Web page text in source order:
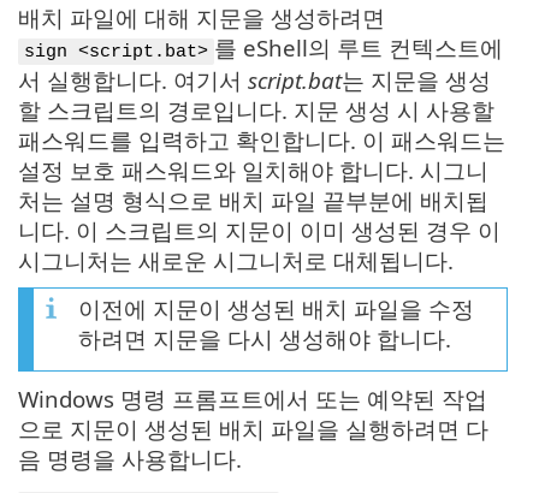
배치 파일에 대해 지문을 생성하려면
sign <script.bat> 를 eShell의 루트 컨텍스트에
서 실행합니다. 여기서 script.bat는 지문을 생성
할 스크립트의 경로입니다. 지문 생성 시 사용할
패스워드를 입력하고 확인합니다. 이 패스워드는
설정 보호 패스워드와 일치해야 합니다. 시그니
처는 설명 형식으로 배치 파일 끝부분에 배치됩
니다. 이 스크립트의 지문이 이미 생성된 경우 이
시그니처는 새로운 시그니처로 대체됩니다.
이전에 지문이 생성된 배치 파일을 수정
하려면 지문을 다시 생성해야 합니다.
Windows 명령 프롬프트에서 또는 예약된 작업
으로 지문이 생성된 배치 파일을 실행하려면 다
음 명령을 사용합니다.